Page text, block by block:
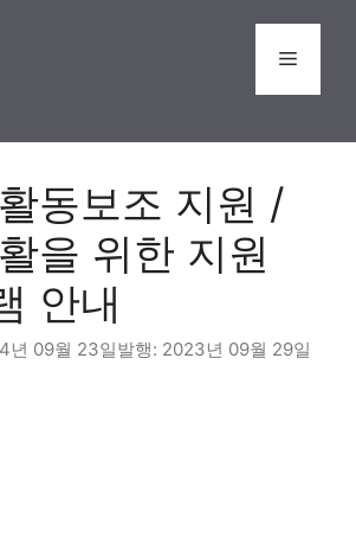
Menu
동보조 지원 /
을 위한 지원
안내
년 09월 23일 2023년 09월 29일